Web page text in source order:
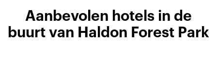
Aanbevolen hotels in de
buurt van Haldon Forest Park